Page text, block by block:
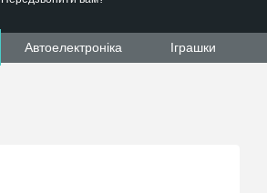
Автоелектроніка Іграшки